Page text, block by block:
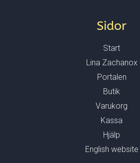
Sidor
Start
Lina Zachanox
Portalen
Butik
Varukorg
Kassa
Hjälp
English website